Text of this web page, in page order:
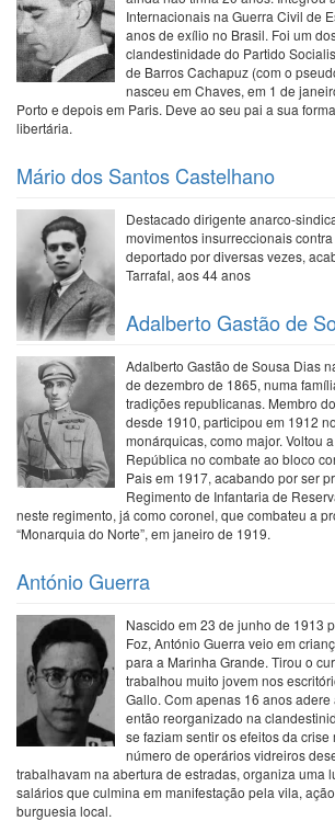
Internacionais na Guerra Civil de
anos de exílio no Brasil. Foi um
clandestinidade do Partido
de Barros Cachapuz (com o
nasceu em Chaves, em 1 de
Porto e depois em Paris. Deve ao seu pai a sua
libertária.
Mário dos Santos Castelhano
Destacado dirigente anarco-
movimentos insurreccionais
deportado por diversas vezes,
Tarrafal, aos 44 anos
Adalberto Gastão de
Adalberto Gastão de Sousa Dias
de dezembro de 1865, numa
tradições republicanas. Membro
desde 1910, participou em 1912
monárquicas, como major. Voltou
República no combate ao bloco
Pais em 1917, acabando por ser
Regimento de Infantaria de
neste regimento, já como coronel, que combateu a
“Monarquia do Norte”, em janeiro de 1919.
António Guerra
Nascido em 23 de junho de 1913
Foz, António Guerra veio em
para a Marinha Grande. Tirou o
trabalhou muito jovem nos
Gallo. Com apenas 16 anos
então reorganizado na
se faziam sentir os efeitos da
número de operários vidreiros
trabalhavam na abertura de estradas, organiza uma
salários que culmina em manifestação pela vila,
burguesia local.